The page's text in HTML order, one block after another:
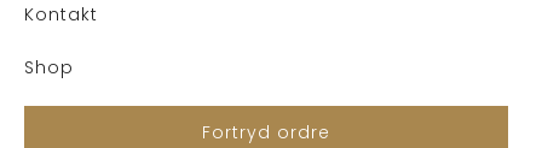
Kontakt
Shop
Fortryd ordre